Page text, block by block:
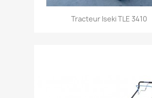
Aperçu rapide
Tracteur Iseki TLE 3410